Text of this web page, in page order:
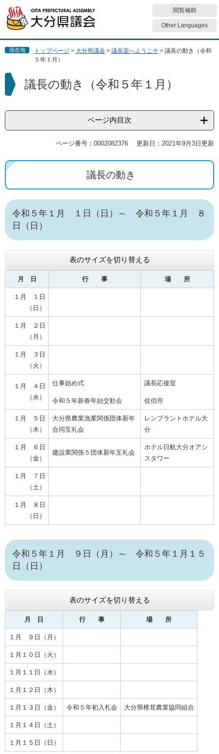
ジ
先
す
ュ
を
し
本
閲覧補助
Other Languages
現在地 トップページ > 大分県議会 > 議長室へようこそ > 議長の動き（令和
５年１月）
本
議長の動き（令和５年１月）
ページ内目次
ページ番号：0002082376 更新日：2021年9月3日更新
議長の動き
令和５年１月 １日（日）～ 令和５年１月 ８
日（日）
表のサイズを切り替える
月 日 行 事 場 所
１月 １日
（日）
１月 ２日
（月）
１月 ３日
（火）
１月 ４日
（水）
仕事始め式
令和５年新春年始交歓会
議長応接室
佐伯市
１月 ５日
（木）
大分県農業漁業関係団体新年
合同互礼会
レンブラントホテル大
分
１月 ６日
（金）
建設業関係５団体新年互礼会
ホテル日航大分オアシ
スタワー
１月 ７日
（土）
１月 ８日
（日）
令和５年１月 ９日（月）～ 令和５年１月１５
日（日）
表のサイズを切り替える
月 日 行 事 場 所
１月 ９日（月）
１月１０日（火）
１月１１日（水）
１月１２日（木）
１月１３日（金） 令和５年初入札会 大分県椎茸農業協同組合
１月１４日（土）
１月１５日（日）